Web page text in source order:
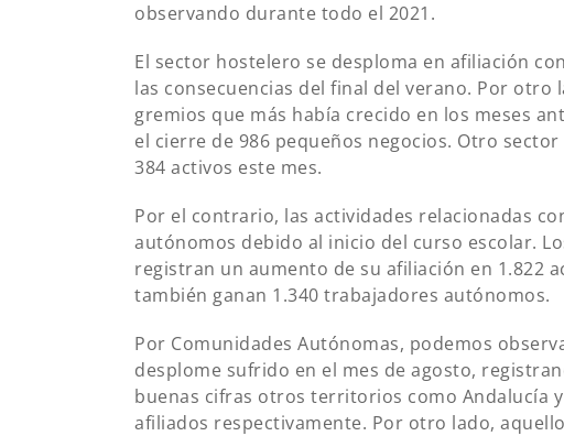
observando durante todo el 2021.
El sector hostelero se desploma en afiliación
las consecuencias del final del verano. Por
gremios que más había crecido en los meses
el cierre de 986 pequeños negocios. Otro
384 activos este mes.
Por el contrario, las actividades relacionadas
autónomos debido al inicio del curso escolar.
registran un aumento de su afiliación en 1.822
también ganan 1.340 trabajadores autónomos.
Por Comunidades Autónomas, podemos
desplome sufrido en el mes de agosto,
buenas cifras otros territorios como Andalucía y
afiliados respectivamente. Por otro lado,